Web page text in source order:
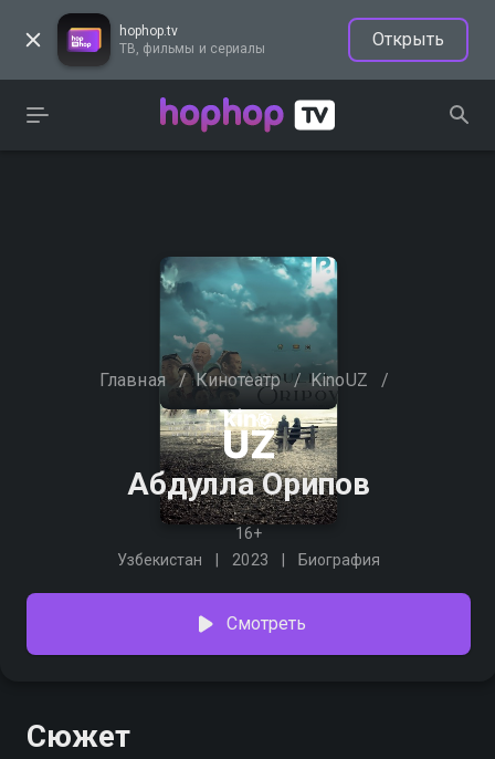
hophop.tv
ТВ, фильмы и сериалы
Открыть
Главная / Кинотеатр / KinoUZ /
Абдулла Орипов
16+
Узбекистан
2023 Биография
Смотреть
Сюжет